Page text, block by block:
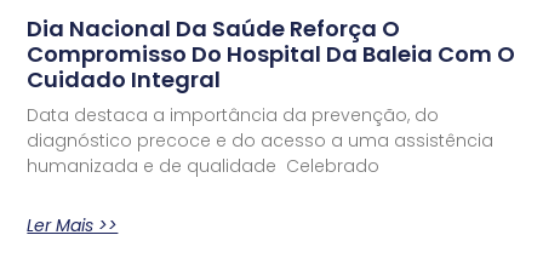
Dia Nacional Da Saúde Reforça O
Compromisso Do Hospital Da Baleia Com O
Cuidado Integral
Data destaca a importância da prevenção, do
diagnóstico precoce e do acesso a uma assistência
humanizada e de qualidade Celebrado
Ler Mais >>